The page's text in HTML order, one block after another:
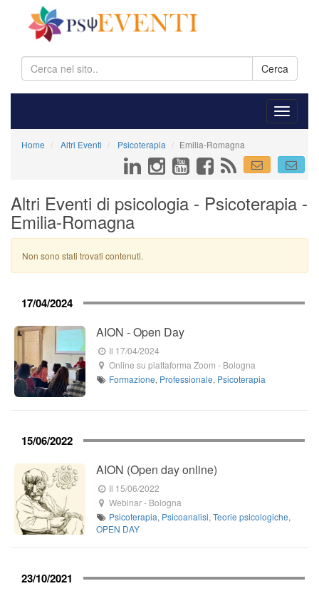
Cerca
Home Altri Eventi Psicoterapia Emilia-Romagna
Altri Eventi di psicologia - Psicoterapia -
Emilia-Romagna
Non sono stati trovati contenuti.
17/04/2024
AION - Open Day
Il 17/04/2024
Online su piattaforma Zoom - Bologna
Formazione, Professionale, Psicoterapia
15/06/2022
AION (Open day online)
Il 15/06/2022
Webinar- Bologna
Psicoterapia, Psicoanalisi,Teorie psicologiche,
OPEN DAY
23/10/2021